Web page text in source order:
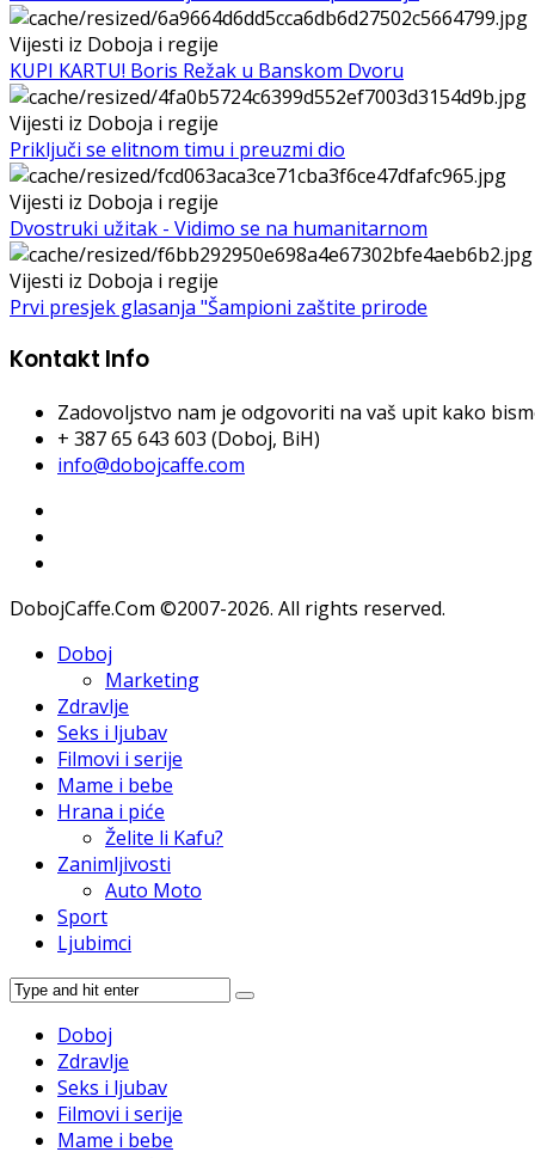
Vijesti iz Doboja i regije
KUPI KARTU! Boris Režak u Banskom Dvoru
Vijesti iz Doboja i regije
Priključi se elitnom timu i preuzmi dio
Vijesti iz Doboja i regije
Dvostruki užitak - Vidimo se na humanitarnom
Vijesti iz Doboja i regije
Prvi presjek glasanja "Šampioni zaštite prirode
Kontakt Info
Zadovoljstvo nam je odgovoriti na vaš upit kako
+ 387 65 643 603 (Doboj, BiH)
info@dobojcaffe.com
DobojCaffe.Com ©2007-2026. All rights reserved.
Doboj
Marketing
Zdravlje
Seks i ljubav
Filmovi i serije
Mame i bebe
Hrana i piće
Želite li Kafu?
Zanimljivosti
Auto Moto
Sport
Ljubimci
Doboj
Zdravlje
Seks i ljubav
Filmovi i serije
Mame i bebe